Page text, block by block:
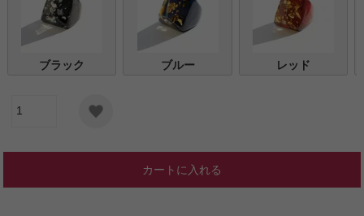
ブラック ブルー レッド
カートに入れる